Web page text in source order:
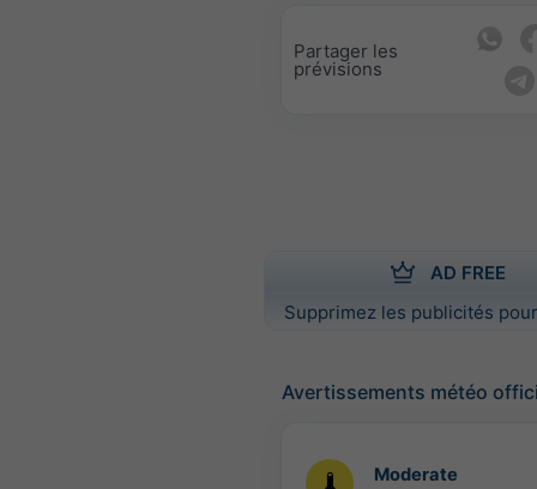
Partager les
prévisions
AD FREE
Supprimez les publicités
Avertissements météo
Moderate